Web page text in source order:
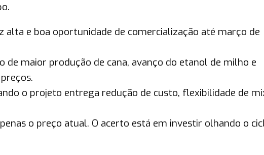
alta e boa oportunidade de comercialização até março de
de maior produção de cana, avanço do etanol de milho e
o projeto entrega redução de custo, flexibilidade de
o preço atual. O acerto está em investir olhando o